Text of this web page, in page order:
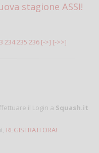
stagione ASSI!
234235 236 [->] [->>]
il Login a Squash.it
REGISTRATI ORA!